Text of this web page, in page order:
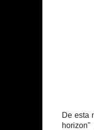
De esta